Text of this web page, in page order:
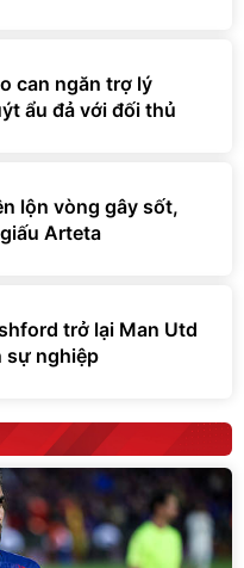
can ngăn trợ lý
ẩu đả với đối thủ
lộn vòng gây sốt,
Arteta
trở lại Man Utd
sự nghiệp